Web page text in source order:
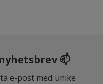
📫
e-post med unike